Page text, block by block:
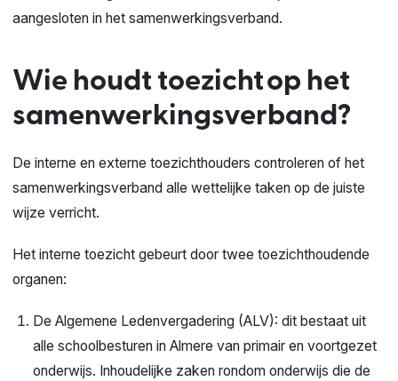
aangesloten in het samenwerkingsverband.
Wie houdt toezicht op het
samenwerkingsverband?
De interne en externe toezichthouders controleren of het
samenwerkingsverband alle wettelijke taken op de juiste
wijze verricht.
Het interne toezicht gebeurt door twee toezichthoudende
organen:
De Algemene Ledenvergadering (ALV): dit bestaat uit
alle schoolbesturen in Almere van primair en voortgezet
onderwijs. Inhoudelijke zaken rondom onderwijs die de